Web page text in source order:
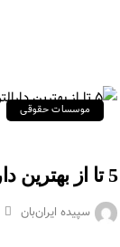
موسسات حقوقی
5 تا از بهترین دارالترجمه رسمی در اردبیل
سپیده ایران‌بان